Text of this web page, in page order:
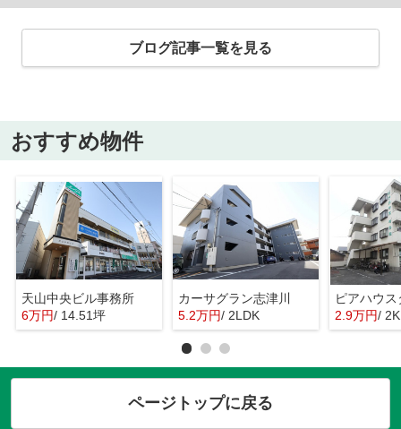
ブログ記事一覧を見る
おすすめ物件
天山中央ビル事務所
6万円/ 14.51坪
カーサグラン志津川
5.2万円/ 2LDK
ピアハウス
2.9万円/ 2K
ページトップに戻る